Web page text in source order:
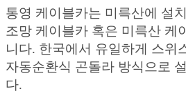
통영 케이블카는 미륵산에 설
조망 케이블카 혹은 미륵산 케
니다. 한국에서 유일하게 스위
자동순환식 곤돌라 방식으로
다.